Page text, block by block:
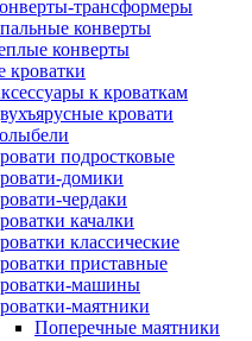
трансформеры
конверты
конверты
кроватки
к кроваткам
кровати
подростковые
домики
чердаки
качалки
классические
приставные
машины
маятники
Поперечные маятники